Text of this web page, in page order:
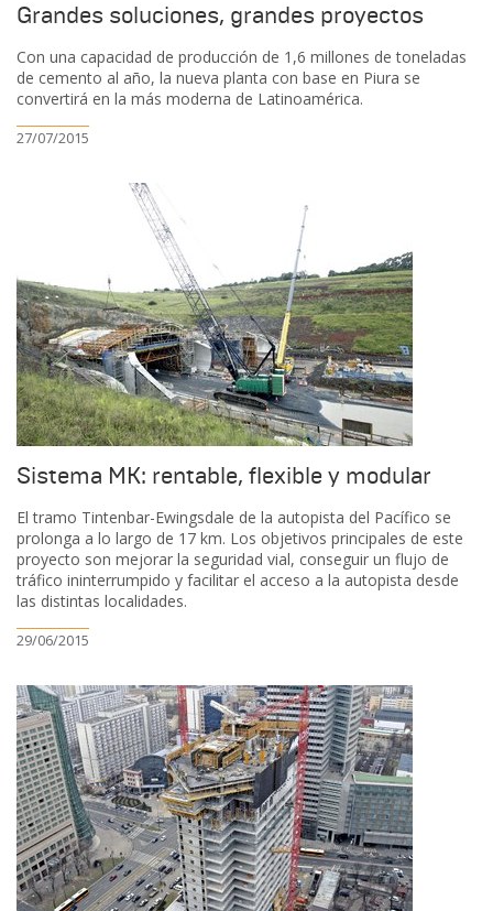
Grandes soluciones, grandes proyectos
Con una capacidad de producción de 1,6 millones de toneladas
de cemento al año, la nueva planta con base en Piura se
convertirá en la más moderna de Latinoamérica.
27/07/2015
Sistema MK: rentable, flexible y modular
El tramo Tintenbar-Ewingsdale de la autopista del Pacífico se
prolonga a lo largo de 17 km. Los objetivos principales de este
proyecto son mejorar la seguridad vial, conseguir un flujo de
tráfico ininterrumpido y facilitar el acceso a la autopista desde
las distintas localidades.
29/06/2015